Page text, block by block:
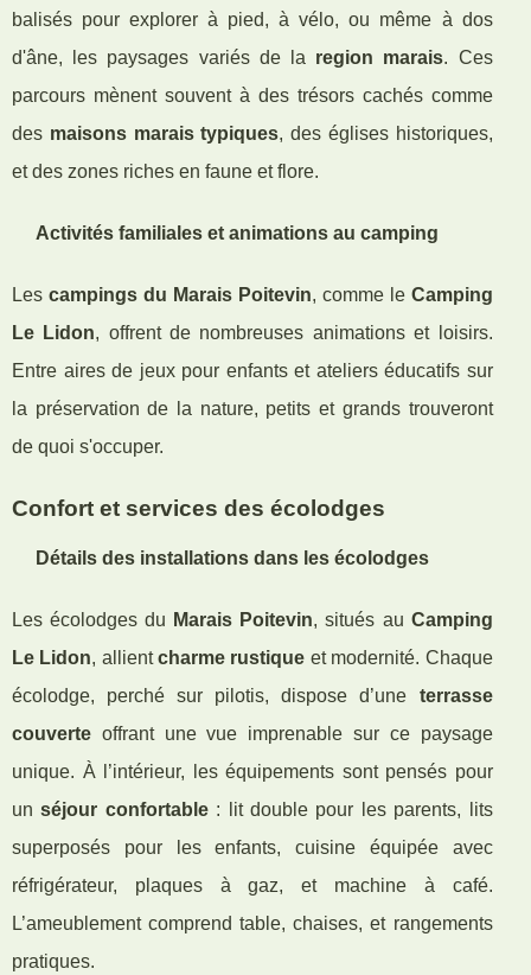
balisés pour explorer à pied, à vélo, ou même à dos
d'âne, les paysages variés de la region marais. Ces
parcours mènent souvent à des trésors cachés comme
des maisons marais typiques, des églises historiques,
et des zones riches en faune et flore.
Activités familiales et animations au camping
Les campings du Marais Poitevin, comme le Camping
Le Lidon, offrent de nombreuses animations et loisirs.
Entre aires de jeux pour enfants et ateliers éducatifs sur
la préservation de la nature, petits et grands trouveront
de quoi s'occuper.
Confort et services des écolodges
Détails des installations dans les écolodges
Les écolodges du Marais Poitevin, situés au Camping
Le Lidon, allientcharme rustique et modernité. Chaque
écolodge, perché sur pilotis, dispose d’une terrasse
couverte offrant une vue imprenable sur ce paysage
unique. À l’intérieur, les équipements sont pensés pour
unséjour confortable: lit double pour les parents, lits
superposés pour les enfants, cuisine équipée avec
réfrigérateur, plaques à gaz, et machine à café.
L’ameublement comprend table, chaises, et rangements
pratiques.